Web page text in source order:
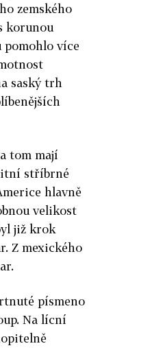
zemského
korunou
pomohlo více
saský trh
tom mají
stříbrné
hlavně
velikost
již krok
Z mexického
písmeno
Na lícní